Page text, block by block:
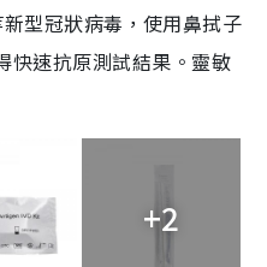
型冠狀病毒，使用鼻拭子
快速抗原測試結果。靈敏
+2